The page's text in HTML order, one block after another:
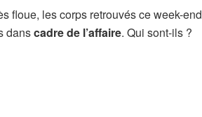
floue, les corps retrouvés ce week-end
danscadre de l’affaire. Qui sont-ils ?